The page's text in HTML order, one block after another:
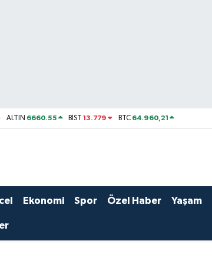
ALTIN 6660.55 BİST13.779 BTC 64.960,21
Ekonomi Spor Özel Haber Yaşam